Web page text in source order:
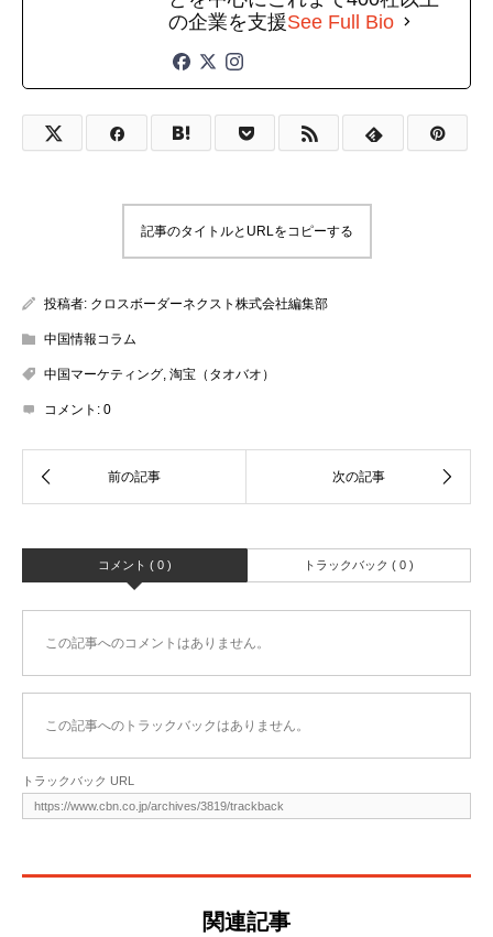
の企業を支援See Full Bio
記事のタイトルとURLをコピーする
投稿者: クロスボーダーネクスト株式会社編集部
中国情報コラム
中国マーケティング 淘宝（タオバオ）
コメント: 0
コメント ( 0 ) トラックバック ( 0 )
この記事へのコメントはありません。
この記事へのトラックバックはありません。
トラックバック URL
関連記事